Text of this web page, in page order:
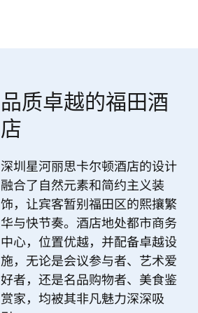
品质卓越的福田酒
店
深圳星河丽思卡尔顿酒店的设计
融合了自然元素和简约主义装
饰，让宾客暂别福田区的熙攘繁
华与快节奏。酒店地处都市商务
中心，位置优越，并配备卓越设
施，无论是会议参与者、艺术爱
好者，还是名品购物者、美食鉴
赏家，均被其非凡魅力深深吸